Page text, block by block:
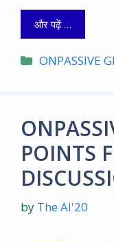
और पढ़ें …
Categories
ONPASSIVE
POINTS
by The AI'20